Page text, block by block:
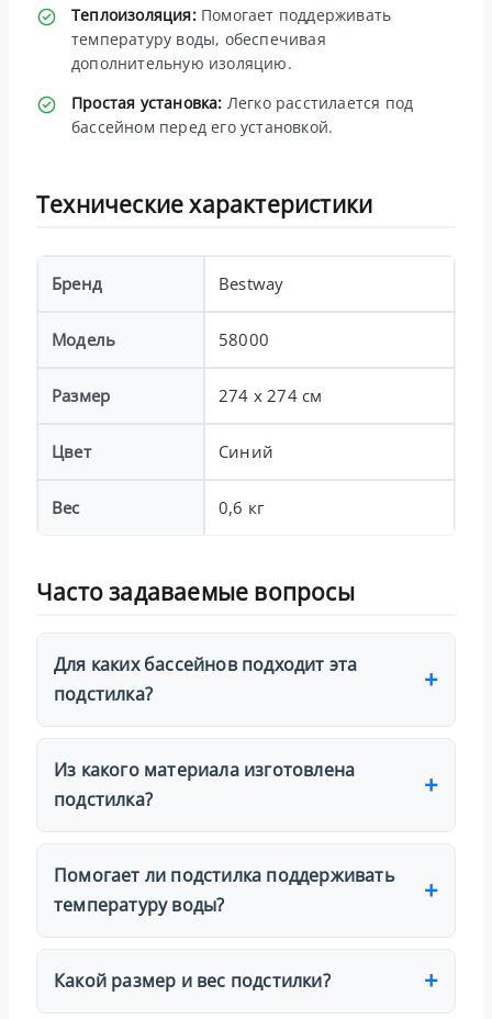
Теплоизоляция:Помогает поддерживать
температуру воды, обеспечивая
дополнительную изоляцию.
Простая установка: Легко расстилается под
бассейном перед его установкой.
Технические характеристики
Бренд Bestway
Модель 58000
Размер 274 x 274 см
Цвет Синий
Вес 0,6 кг
Часто задаваемые вопросы
Для каких бассейнов подходит эта
подстилка?
Из какого материала изготовлена
подстилка?
Помогает ли подстилка поддерживать
температуру воды?
Какой размер и вес подстилки?